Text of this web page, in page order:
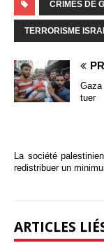
CRIMES DE
TERRORISME
tuer
La société
redistribuer un
ARTICLES